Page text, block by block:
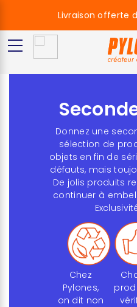
Donnez une
sélection de
objets en fin de
défauts, mais
De jolis produits
continuer à
Chez
Pylones,
on dit non
Livraison offerte